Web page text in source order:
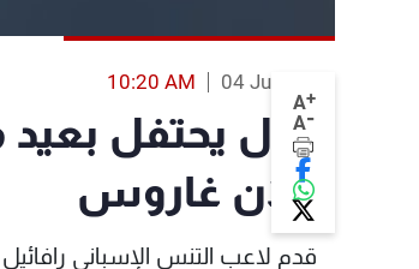
A+
A-
04 Jun 2013
10:20 AM
نادال يحتفل
رولان غاروس